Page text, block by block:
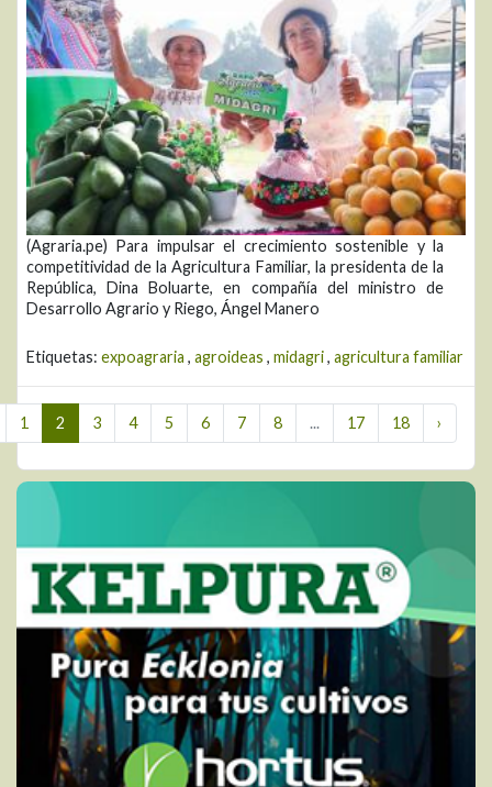
(Agraria.pe) Para impulsar el crecimiento sostenible y la
competitividad de la Agricultura Familiar, la presidenta de la
República, Dina Boluarte, en compañía del ministro de
Desarrollo Agrario y Riego, Ángel Manero
Etiquetas: expoagraria , agroideas , midagri, agricultura familiar
1 2 3 4 5 6 7 8 ... 17 18 ›